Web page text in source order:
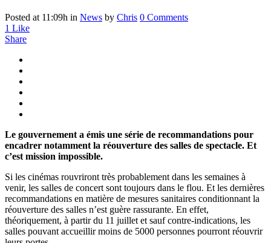
Posted at 11:09h in News by Chris 0 Comments
1 Like
Share
Le gouvernement a émis une série de recommandations pour
encadrer notamment la réouverture des salles de spectacle. Et
c’est mission impossible.
Si les cinémas rouvriront très probablement dans les semaines à
venir, les salles de concert sont toujours dans le flou. Et les dernières
recommandations en matière de mesures sanitaires conditionnant la
réouverture des salles n’est guère rassurante. En effet,
théoriquement, à partir du 11 juillet et sauf contre-indications, les
salles pouvant accueillir moins de 5000 personnes pourront réouvrir